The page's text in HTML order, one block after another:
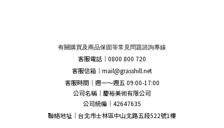
有關購買及商品保固等常見問題諮詢專線
客服電話｜0800 800 720
客服信箱｜ mail@grasshill.net
客服時間｜週一～週五 09:00-17:00
公司名稱｜慶裕美術有限公司
公司統編｜42647635
聯絡地址｜台北市士林區中山北路五段522號1樓